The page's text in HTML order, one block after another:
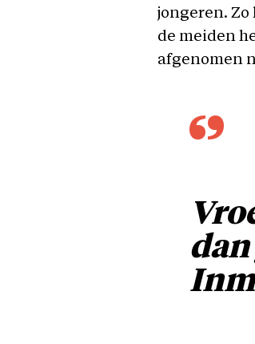
jongeren. Zo
de meiden
afgenomen
dan